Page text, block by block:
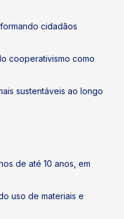
cidadãos
cooperativismo como
sustentáveis ao longo
de até 10 anos, em
uso de materiais e